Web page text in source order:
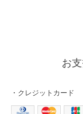
お
・クレジットカード